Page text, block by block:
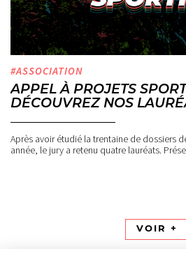
#ASSOCIATION
APPEL À PROJETS
DÉCOUVREZ NOS
Après avoir étudié la trentaine de dossiers
année, le jury a retenu quatre lauréats.
VOIR +